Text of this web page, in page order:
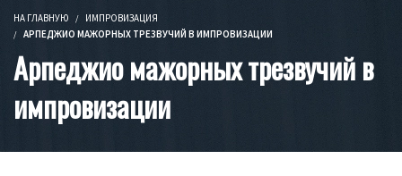
НА ГЛАВНУЮ
ИМПРОВИЗАЦИЯ
АРПЕДЖИО МАЖОРНЫХ ТРЕЗВУЧИЙ В ИМПРОВИЗАЦИИ
Арпеджио мажорных трезвучий в
импровизации